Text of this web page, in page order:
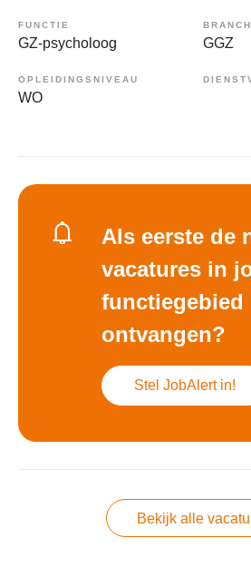
FUNCTIE
GZ-psycholoog GGZ
OPLEIDINGSNIVEAU
WO
Als eerste de
vacatures in
functiegebied
ontvangen?
Stel JobAlert in!
Bekijk alle